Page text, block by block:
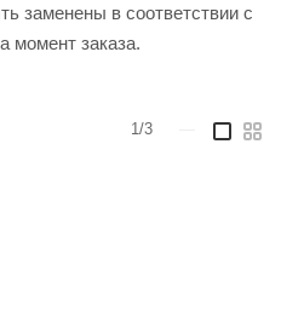
заменены в соответствии с
момент заказа.
1/3